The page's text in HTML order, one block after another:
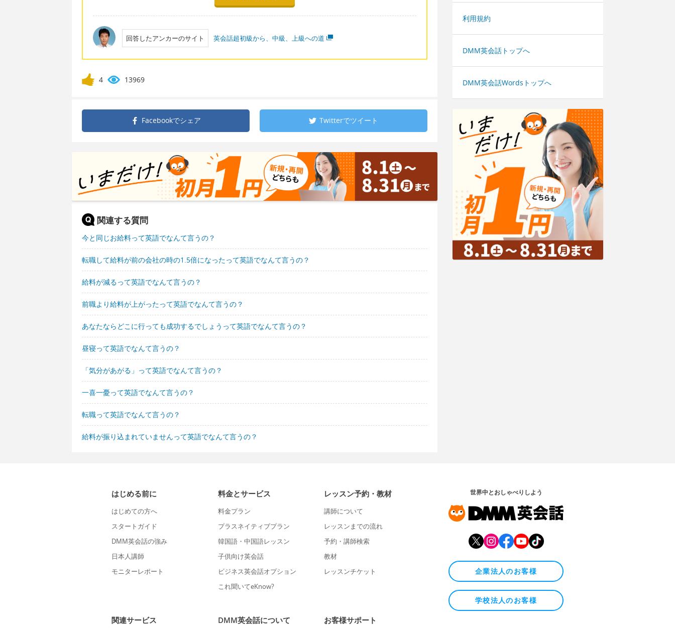
回答したアンカーのサイト 英会話超初級から、中級、上級への道
4 13969
Facebookでシェア Twitterでツイート
関連する質問
今と同じお給料って英語でなんて言うの？
転職して給料が前の会社の時の1.5倍になったって英語でなんて言うの？
給料が減るって英語でなんて言うの？
前職より給料が上がったって英語でなんて言うの？
あなたならどこに行っても成功するでしょうって英語でなんて言うの？
昼寝って英語でなんて言うの？
「気分があがる」って英語でなんて言うの？
一喜一憂って英語でなんて言うの？
転職って英語でなんて言うの？
給料が振り込まれていませんって英語でなんて言うの？
利用規約
DMM英会話トップへ
DMM英会話Wordsトップへ
はじめる前に
はじめての方へ
スタートガイド
DMM英会話の強み
日本人講師
モニターレポート
料金とサービス
料金プラン
プラスネイティブプラン
韓国語・中国語レッスン
子供向け英会話
ビジネス英会話オプション
これ聞いてeKnow?
レッスン予約・教材
講師について
レッスンまでの流れ
予約・講師検索
教材
レッスンチケット
関連サービス DMM英会話について お客様サポート
世界中とおしゃべりしよう
企業法人のお客様
学校法人のお客様